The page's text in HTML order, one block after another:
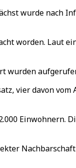
wurde nach
worden. Laut
wurden
vier davon vom
Einwohnern.